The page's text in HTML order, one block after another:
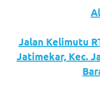
Jalan Kelimutu
Jatimekar, Kec.